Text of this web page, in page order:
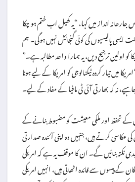
انداز میں کہا، “یہ کھیل اب ختم ہو چکا
ایسی پالیسیوں کی کوئی گنجائش نہیں ہوگی۔ ہم
کو اولین ترجیح دیں، یہ ہمارا واحد مطالبہ ہے۔”
میں تیار کردہ ٹیکنالوجی کو امریکا کے لیے ہونا
کے تحفظ اور ملکی معیشت کو مضبوط بنانے کے
کرتے ہیں، جنہیں وہ اپنی آئندہ صدارتی
نکتہ بنائیں گے۔ ان کا موقف یہ ہے کہ امریکی
کے پیسوں سے فائدہ اٹھاتی ہیں، انہیں امریکی